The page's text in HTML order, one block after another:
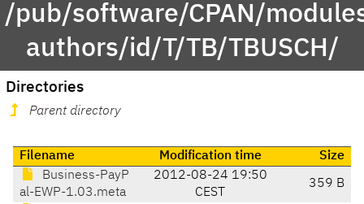
/pub/software/CPAN/
authors/id/T/TB/TBUSCH/
Directories
Parent directory
Filename Modification time
Size
Business-PayP
al-EWP-1.03.meta
2012-08-24 19:50
CEST
359 B